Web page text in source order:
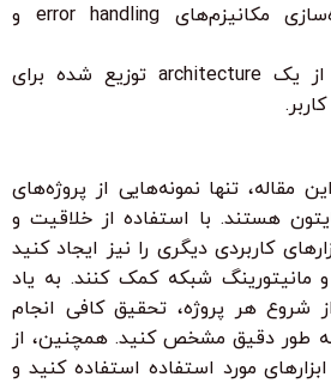
پیاده‌سازی مکانیزم‌های error handling و
استفاده از یک architecture توزیع شده برای
مقاله، تنها نمونه‌هایی از پروژه‌های
هستند. با استفاده از خلاقیت و
کاربردی دیگری را نیز ایجاد کنید
شبکه کمک کنند. به یاد
شروع هر پروژه، تحقیق کافی انجام
طور دقیق مشخص کنید. همچنین، از
مورد استفاده استفاده کنید و